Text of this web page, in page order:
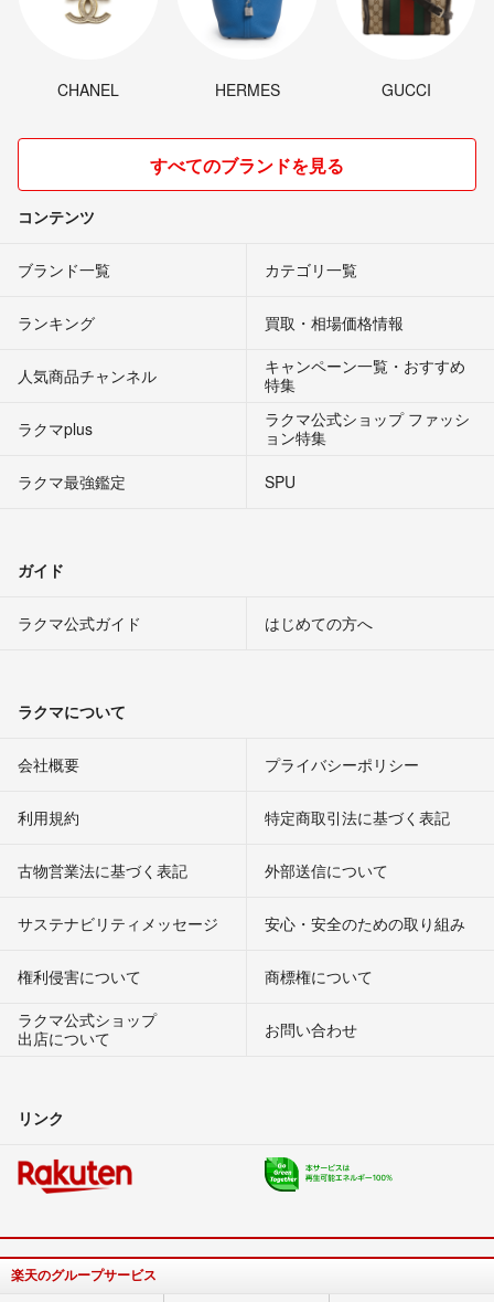
CHANEL HERMES GUCCI
すべてのブランドを見る
コンテンツ
ブランド一覧 カテゴリ一覧
ランキング 買取・相場価格情報
人気商品チャンネル
キャンペーン一覧・おすすめ
特集
ラクマplus
ラクマ公式ショップ ファッシ
ョン特集
ラクマ最強鑑定
SPU
ガイド
ラクマ公式ガイド はじめての方へ
ラクマについて
会社概要 プライバシーポリシー
利用規約 特定商取引法に基づく表記
古物営業法に基づく表記 外部送信について
サステナビリティメッセージ 安心・安全のための取り組み
権利侵害について
商標権について
ラクマ公式ショップ
出店について
お問い合わせ
リンク
楽天のグループサービス